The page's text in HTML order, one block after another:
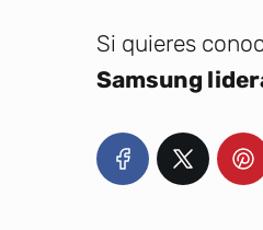
Si quieres
Samsung